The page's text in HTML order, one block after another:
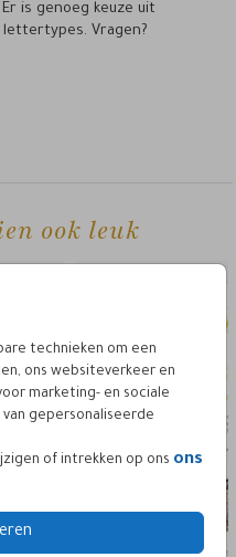
technieken om een
ons websiteverkeer en
marketing- en sociale
gepersonaliseerde
of intrekken op ons ons
is genoeg keuze uit
Vragen?
ook leuk